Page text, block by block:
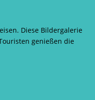
Diese Bildergalerie
genießen die